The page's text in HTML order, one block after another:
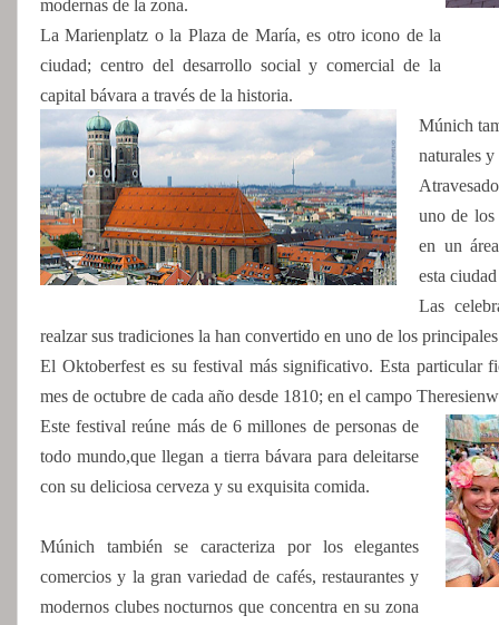
modernas de la zona.
La Marienplatz o la Plaza de María, es otro icono de la
ciudad; centro del desarrollo social y comercial de la
capital bávara a través de la historia.
Múnich
naturales
uno de los
en un
esta
Las
realzar sus tradiciones la han convertido en uno de los
El Oktoberfest es su festival más significativo. Esta particular
mes de octubre de cada año desde 1810; en el campo
Este festival reúne más de 6 millones de personas de
todo mundo,que llegan a tierra bávara para deleitarse
con su deliciosa cerveza y su exquisita comida.
Múnich también se caracteriza por los elegantes
comercios y la gran variedad de cafés, restaurantes y
modernos clubes nocturnos que concentra en su zona